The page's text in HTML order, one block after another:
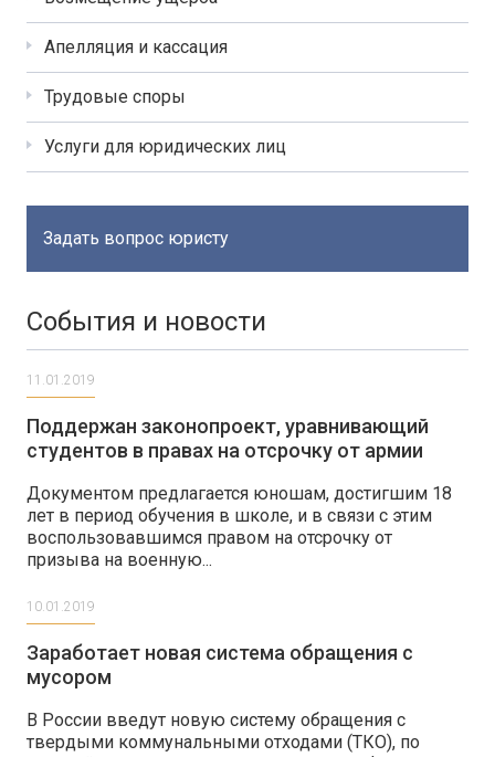
Апелляция и кассация
Трудовые споры
Услуги для юридических лиц
Задать вопрос юристу
События и новости
11.01.2019
Поддержан законопроект, уравнивающий
студентов в правах на отсрочку от армии
Документом предлагается юношам, достигшим 18
лет в период обучения в школе, и в связи с этим
воспользовавшимся правом на отсрочку от
призыва на военную...
10.01.2019
Заработает новая система обращения с
мусором
В России введут новую систему обращения с
твердыми коммунальными отходами (ТКО), по